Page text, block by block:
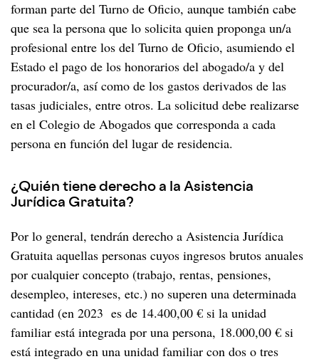
forman parte del Turno de Oficio, aunque también cabe
que sea la persona que lo solicita quien proponga un/a
profesional entre los del Turno de Oficio, asumiendo el
Estado el pago de los honorarios del abogado/a y del
procurador/a, así como de los gastos derivados de las
tasas judiciales, entre otros. La solicitud debe realizarse
en el Colegio de Abogados que corresponda a cada
persona en función del lugar de residencia.
¿Quién tiene derecho a la Asistencia
Jurídica Gratuita?
Por lo general, tendrán derecho a Asistencia Jurídica
Gratuita aquellas personas cuyos ingresos brutos anuales
por cualquier concepto (trabajo, rentas, pensiones,
desempleo, intereses, etc.) no superen una determinada
cantidad (en 2023 es de 14.400,00 € si la unidad
familiar está integrada por una persona, 18.000,00 € si
está integrado en una unidad familiar con dos o tres